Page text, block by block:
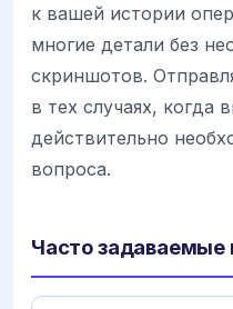
к вашей истории
многие детали без
скриншотов.
в тех случаях, когда
действительно
вопроса.
Часто задаваемые